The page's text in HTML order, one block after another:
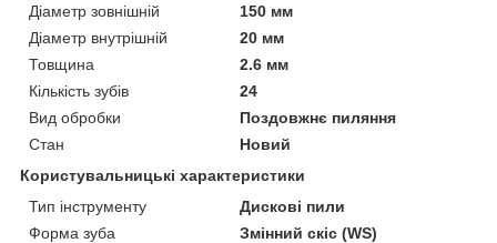
Діаметр зовнішній
150 мм
Діаметр внутрішній
20 мм
Товщина
2.6 мм
Кількість зубів
24
Вид обробки
Поздовжнє пиляння
Стан
Новий
Користувальницькі характеристики
Тип інструменту
Дискові пили
Форма зуба
Змінний скіс (WS)